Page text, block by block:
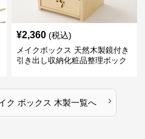
¥2,360 (税込)
メイクボックス 天然木製鏡付き
引き出し収納化粧品整理ボック
ク ボックス 木製一覧へ ›